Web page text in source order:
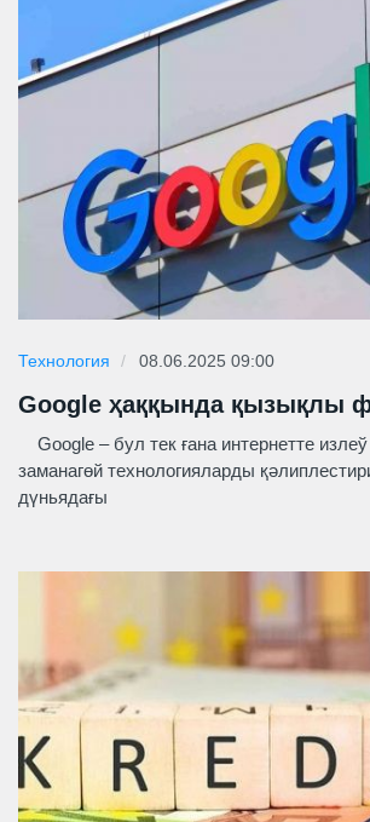
Технология 08.06.2025 09:00
Google ҳаққында қызықлы
Google – бул тек ғана интернетте
заманагөй технологияларды
дүньядағы